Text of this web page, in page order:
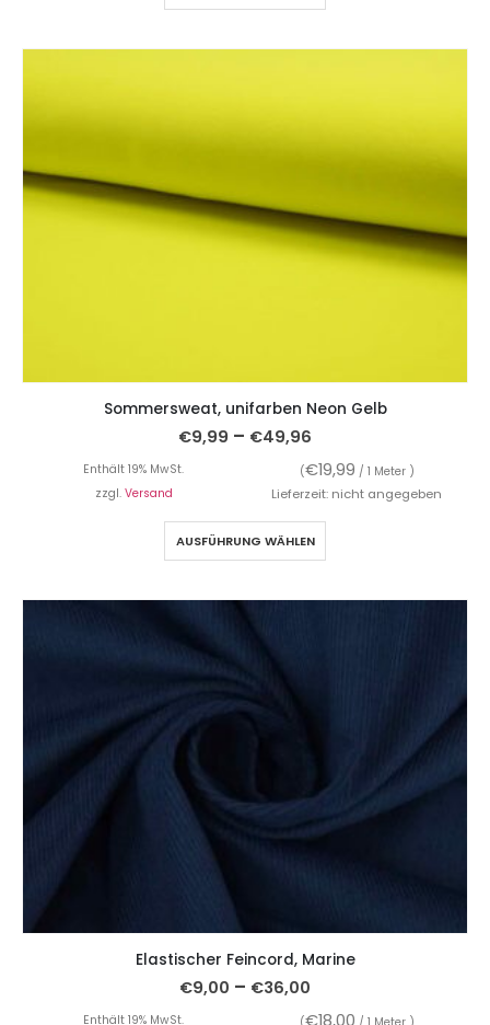
Sommersweat, unifarben Neon Gelb
€9,99 – €49,96
Enthält 19% MwSt. (€19,99 / 1 Meter )
zzgl. Versand Lieferzeit: nicht angegeben
AUSFÜHRUNG WÄHLEN
Elastischer Feincord, Marine
€9,00 – €36,00
Enthält 19% MwSt. €18,00